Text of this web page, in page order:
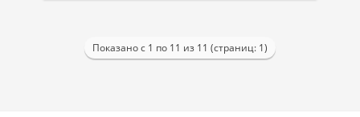
Показано с 1 по 11 из 11 (страниц: 1)